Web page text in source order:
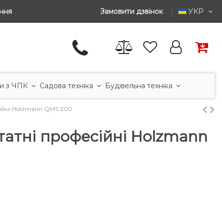
Замовити дзвінок УКР
з ЧПК Садова техніка Будівельна техніка
Holzmann QMS 200
професійні Holzmann